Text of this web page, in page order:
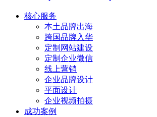
核心服务
本土品牌出海
跨国品牌入华
定制网站建设
定制企业微信
线上营销
企业品牌设计
平面设计
企业视频拍摄
成功案例